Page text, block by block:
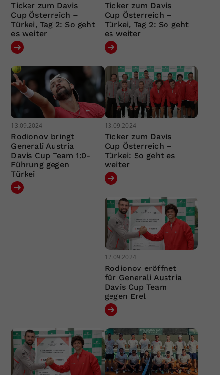
Ticker zum Davis
Cup Österreich –
Türkei, Tag 2: So geht
es weiter
Ticker zum Davis
Cup Österreich –
Türkei, Tag 2: So geht
es weiter
13.09.2024
Rodionov bringt
Generali Austria
Davis Cup Team 1:0-
Führung gegen
Türkei
13.09.2024
Ticker zum Davis
Cup Österreich –
Türkei: So geht es
weiter
12.09.2024
Rodionov eröffnet
für Generali Austria
Davis Cup Team
gegen Erel